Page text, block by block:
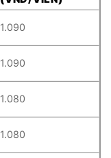
1.090
1.090
1.080
1.080